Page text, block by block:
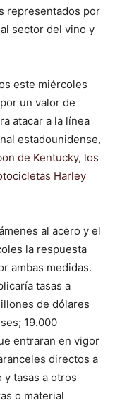
representados por
sector del vino y
este miércoles
un valor de
atacar a la línea
estadounidense,
de Kentucky, los
Harley
al acero y el
la respuesta
ambas medidas.
tasas a
de dólares
19.000
entraran en vigor
directos a
tasas a otros
o material